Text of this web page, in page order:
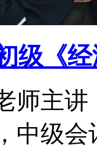
级《
师主
中级会